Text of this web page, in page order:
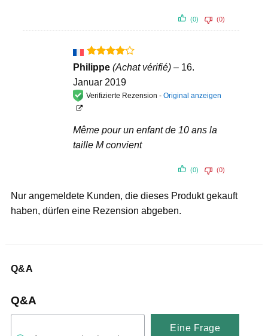
(0) (0)
Bewertet
mit
von 5
Philippe(Achat vérifié) – 16.
Januar 2019
Verifizierte Rezension -Original anzeigen
Même pour un enfant de 10 ans la
taille M convient
(0) (0)
Nur angemeldete Kunden, die dieses Produkt gekauft
haben, dürfen eine Rezension abgeben.
Q&A
Q&A
Eine Frage